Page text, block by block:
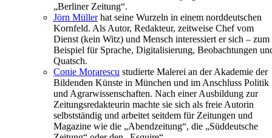
„Berliner Zeitung“.
Jörn Müllerhat seine Wurzeln in einem norddeutschen
Kornfeld. Als Autor, Redakteur, zeitweise Chef vom
Dienst (kein Witz) und Mensch interessiert er sich – zum
Beispiel für Sprache, Digitalisierung, Beobachtungen
Quatsch.
Conie Morarescu studierte Malerei an der Akademie der
Bildenden Künste in München und im Anschluss Politik
und Agrarwissenschaften. Nach einer Ausbildung zur
Zeitungsredakteurin machte sie sich als freie Autorin
selbstständig und arbeitet seitdem für Zeitungen und
Magazine wie die „Abendzeitung“, die „Süddeutsche